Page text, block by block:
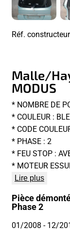
Réf. constructeur
Malle/
MODUS
* NOMBRE DE
* COULEUR :
* CODE
* PHASE : 2
* FEU STOP :
* MOTEUR
Lire plus
Pièce
Phase 2
01/2008- 12/